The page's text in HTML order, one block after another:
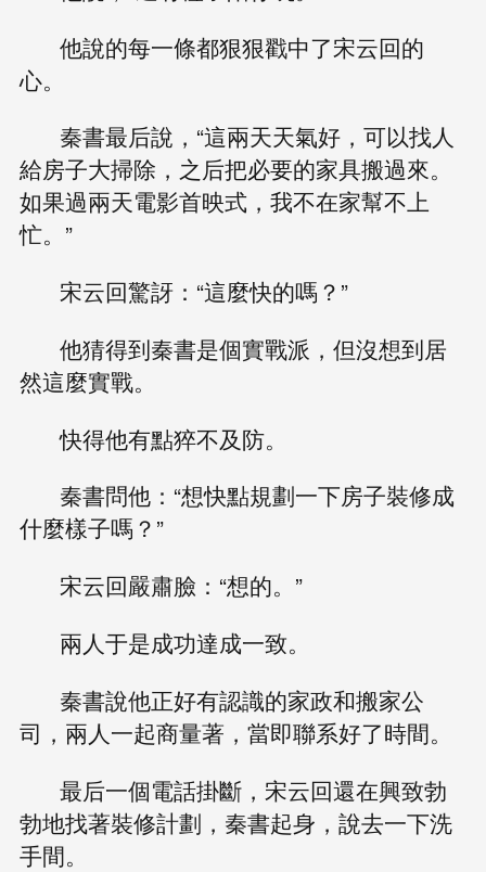
他說的每一條都狠狠戳中了宋云回的
心。
秦書最后說，“這兩天天氣好，可以找人
給房子大掃除，之后把必要的家具搬過來。
如果過兩天電影首映式，我不在家幫不上
忙。”
宋云回驚訝：“這麼快的嗎？”
他猜得到秦書是個實戰派，但沒想到居
然這麼實戰。
快得他有點猝不及防。
秦書問他：“想快點規劃一下房子裝修成
什麼樣子嗎？”
宋云回嚴肅臉：“想的。”
兩人于是成功達成一致。
秦書說他正好有認識的家政和搬家公
司，兩人一起商量著，當即聯系好了時間。
最后一個電話掛斷，宋云回還在興致勃
勃地找著裝修計劃，秦書起身，說去一下洗
手間。